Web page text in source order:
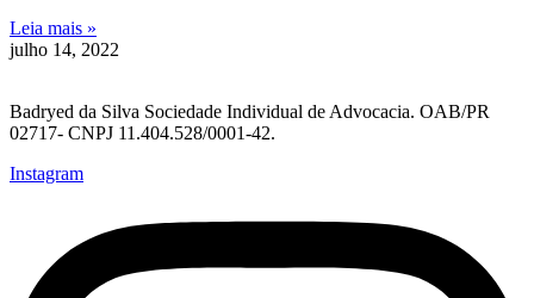
Leia mais »
julho 14, 2022
Badryed da Silva Sociedade Individual de Advocacia. OAB/PR
02717- CNPJ 11.404.528/0001-42.
Instagram